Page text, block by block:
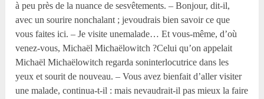
à peu près de la nuance de sesvêtements. – Bonjour, dit-il,
avec un sourire nonchalant ; jevoudrais bien savoir ce que
vous faites ici. – Je visite unemalade… Et vous-même, d’où
venez-vous, Michaël Michaëlowitch ?Celui qu’on appelait
Michaël Michaëlowitch regarda soninterlocutrice dans les
yeux et sourit de nouveau. – Vous avez bienfait d’aller visiter
une malade, continua-t-il : mais nevaudrait-il pas mieux la faire